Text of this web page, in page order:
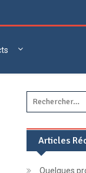
Articles
Quelques